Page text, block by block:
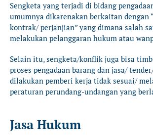
Sengketa yang terjadi di bidang
umumnya dikarenakan berkaitan dengan
kontrak/ perjanjian” yang dimana salah
melakukan pelanggaran hukum atau
Selain itu, sengketa/konflik juga bisa
proses pengadaan barang dan jasa/
dilakukan pemberi kerja tidak sesuai/
peraturan perundang-undangan yang
Jasa Hukum